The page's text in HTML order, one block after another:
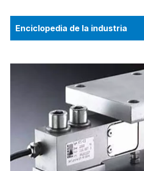
Enciclopedia de la industria